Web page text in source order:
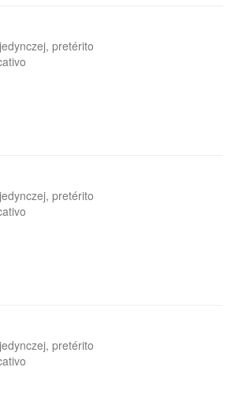
pretérito
pretérito
pretérito